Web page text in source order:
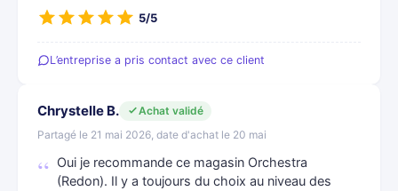
5/5
L’entreprise a pris contact avec ce client
Chrystelle B.
Achat validé
Partagé le 21 mai 2026, date d'achat le 20 mai
Oui je recommande ce magasin Orchestra
(Redon). Il y a toujours du choix au niveau des